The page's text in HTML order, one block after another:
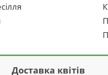
Доставка квітів